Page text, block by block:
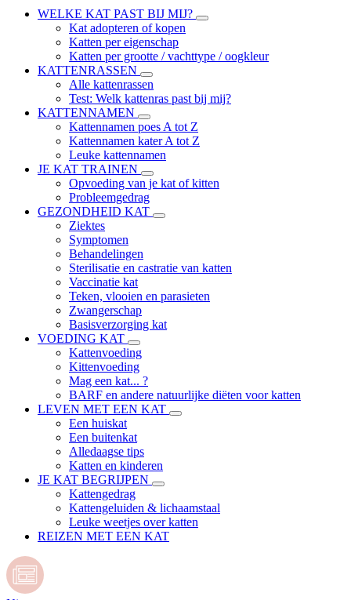
WELKE KAT PAST BIJ MIJ?
Kat adopteren of kopen
Katten per eigenschap
Katten per grootte / vachttype / oogkleur
KATTENRASSEN
Alle kattenrassen
Test: Welk kattenras past bij mij?
KATTENNAMEN
Kattennamen poes A tot Z
Kattennamen kater A tot Z
Leuke kattennamen
JE KAT TRAINEN
Opvoeding van je kat of kitten
Probleemgedrag
GEZONDHEID KAT
Ziektes
Symptomen
Behandelingen
Sterilisatie en castratie van katten
Vaccinatie kat
Teken, vlooien en parasieten
Zwangerschap
Basisverzorging kat
VOEDING KAT
Kattenvoeding
Kittenvoeding
Mag een kat... ?
BARF en andere natuurlijke diëten voor katten
LEVEN MET EEN KAT
Een huiskat
Een buitenkat
Alledaagse tips
Katten en kinderen
JE KAT BEGRIJPEN
Kattengedrag
Kattengeluiden & lichaamstaal
Leuke weetjes over katten
REIZEN MET EEN KAT